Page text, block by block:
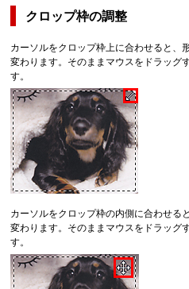
クロップ枠の調整
カーソルをクロップ枠上に合わせると、
変わります。 そのままマウスをドラッグ
す。
カーソルをクロップ枠の内側に合わせる
変わります。 そのままマウスをドラッグ
す。